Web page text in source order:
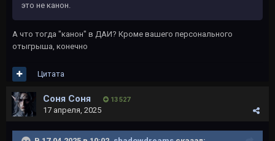
это не канон.
А что тогда "канон" в ДАИ? Кроме вашего персонального
отыгрыша, конечно
Цитата
Соня Соня 13 527
17 апреля, 2025